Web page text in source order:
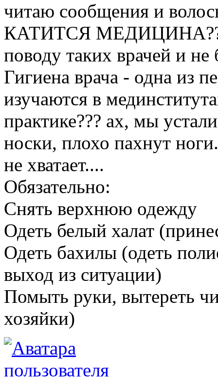
читаю сообщения и
КАТИТСЯ МЕДИЦИНА???
поводу таких врачей и не
Гигиена врача - одна из
изучаются в
практике??? ах, мы
носки, плохо пахнут
не хватает....
Обязательно:
Снять верхнюю одежду
Одеть белый халат
Одеть бахилы (одеть
выход из ситуации)
Помыть руки, вытереть
хозяйки)